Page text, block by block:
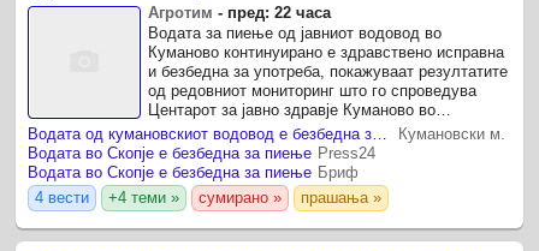
Агротим - пред: 22 часа
Водата за пиење од јавниот водовод во
Куманово континуирано е здравствено исправна
и безбедна за употреба, покажуваат резултатите
од редовниот мониторинг што го спроведува
Центарот за јавно здравје Куманово во
соработка со ЈП „Водовод“ – Куманово.Кумановски м.
Водата во Скопје е безбедна за пиење Press24
Водата во Скопје е безбедна за пиење Бриф
4 вести
+4 теми » сумирано » прашања »